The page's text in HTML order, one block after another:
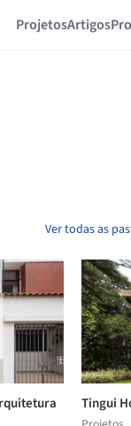
ProjetosArtigos
Ver todas as
Tingui